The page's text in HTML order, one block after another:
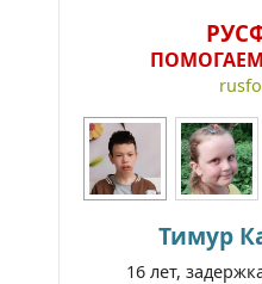
Тимур
16 лет,